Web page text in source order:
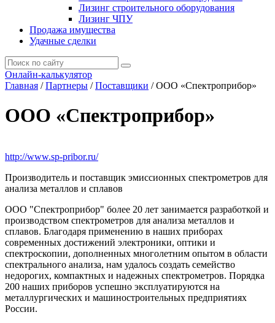
Лизинг строительного оборудования
Лизинг ЧПУ
Продажа имущества
Удачные сделки
Онлайн-калькулятор
Главная / Партнеры / Поставщики / ООО «Спектроприбор»
ООО «Спектроприбор»
http://www.sp-pribor.ru/
Производитель и поставщик эмиссионных спектрометров для
анализа металлов и сплавов
ООО "Спектроприбор" более 20 лет занимается разработкой и
производством спектрометров для анализа металлов и
сплавов. Благодаря применению в наших приборах
современных достижений электроники, оптики и
спектроскопии, дополненных многолетним опытом в области
спектрального анализа, нам удалось создать семейство
недорогих, компактных и надежных спектрометров. Порядка
200 наших приборов успешно эксплуатируются на
металлургических и машиностроительных предприятиях
России.